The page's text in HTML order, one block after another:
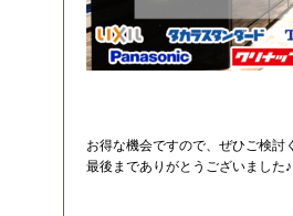
お得な機会ですので、ぜひご検討
最後までありがとうございました♪